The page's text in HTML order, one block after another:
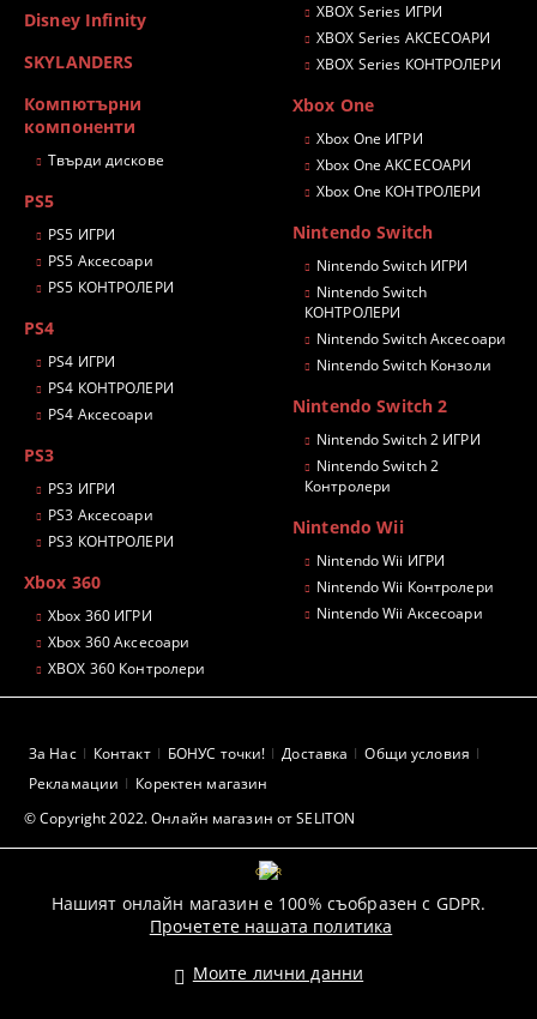
Disney Infinity
SKYLANDERS
Компютърни
компоненти
Твърди дискове
PS5
PS5 ИГРИ
PS5 Аксесоари
PS5 КОНТРОЛЕРИ
PS4
PS4 ИГРИ
PS4 КОНТРОЛЕРИ
PS4 Аксесоари
PS3
PS3 ИГРИ
PS3 Аксесоари
PS3 КОНТРОЛЕРИ
Xbox 360
Xbox 360 ИГРИ
Xbox 360 Аксесоари
XBOX 360 Контролери
XBOX Series ИГРИ
XBOX Series АКСЕСОАРИ
XBOX Series КОНТРОЛЕРИ
Xbox One
Xbox One ИГРИ
Xbox One АКСЕСОАРИ
Xbox One КОНТРОЛЕРИ
Nintendo Switch
Nintendo Switch ИГРИ
Nintendo Switch
КОНТРОЛЕРИ
Nintendo Switch Аксесоари
Nintendo Switch Конзоли
Nintendo Switch 2
Nintendo Switch 2 ИГРИ
Nintendo Switch 2
Контролери
Nintendo Wii
Nintendo Wii ИГРИ
Nintendo Wii Контролери
Nintendo Wii Аксесоари
© Copyright 2022. Онлайн магазин от SELITON
За Нас Контакт БОНУС точки! Доставка
Общи условия
Рекламации
Коректен магазин
GDPR
Нашият онлайн магазин е 100% съобразен с GDPR.
Прочетете нашата политика
Моите лични данни